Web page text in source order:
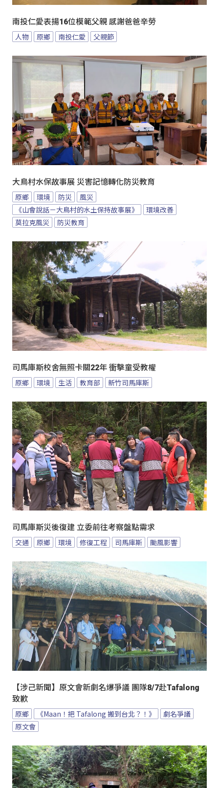
南投仁愛表揚16位模範父親 感謝爸爸辛勞
人物 原鄉 南投仁愛 父親節
大鳥村水保故事展 災害記憶轉化防災教育
原鄉 環境 防災
風災
《山會說話－大鳥村的水土保持故事展》
環境改善
莫拉克風災
防災教育
司馬庫斯校舍無照卡關22年 衝擊童受教權
原鄉 環境 生活 教育部 新竹司馬庫斯
司馬庫斯災後復建 立委前往考察盤點需求
交通 原鄉 環境 修復工程 司馬庫斯 颱風影響
【涉己新聞】原文會新劇名爆爭議 團隊8/7赴Tafalong
致歉
原鄉 《Maan！把 Tafalong 搬到台北？！》
劇名爭議
原文會